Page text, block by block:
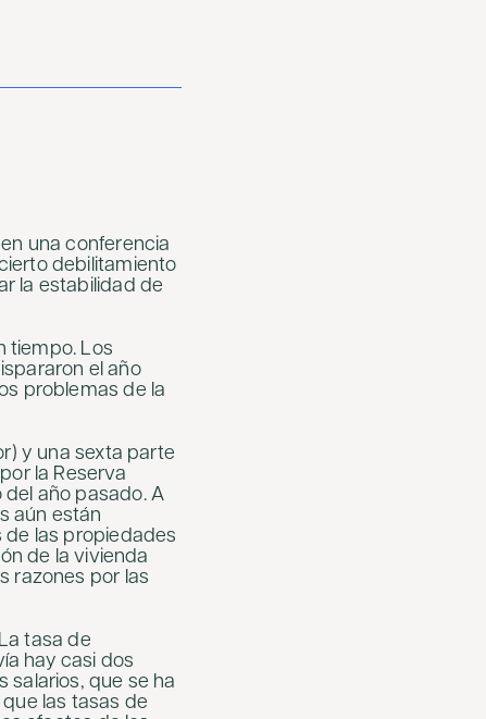
una conferencia
debilitamiento
la estabilidad de
tiempo. Los
el año
problemas de la
y una sexta parte
la Reserva
año pasado. A
aún están
de las propiedades
de la vivienda
razones por las
tasa de
hay casi dos
salarios, que se ha
las tasas de